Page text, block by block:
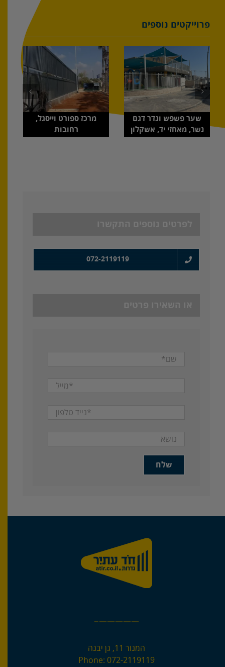
פרוייקטים נוספים
מרכז ספורט וייסגל,
רחובות
שער פשפש וגדר דגם
נשר, מאחזי יד, אשקלון
072-2119119
—————–
המנור 11, גן יבנה
Phone: 072-2119119